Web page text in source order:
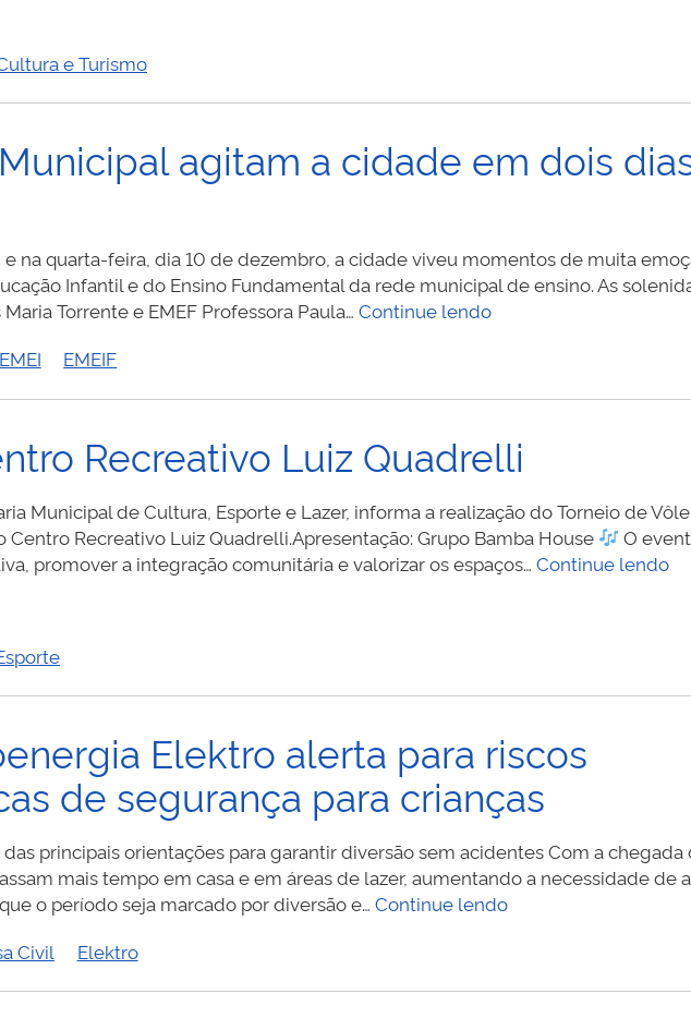
e Turismo
agitam a cidade em dois
na quarta-feira, dia 10 de dezembro, a cidade viveu momentos de muita
Infantil e do Ensino Fundamental da rede municipal de ensino. As
Torrente e EMEF Professora Paula… Continue lendoFormaturas
a
cidade
dois
dias
de
EMEI EMEIF
Recreativo Luiz Quadrelli
Municipal de Cultura, Esporte e Lazer, informa a realização do Torneio de
Recreativo Luiz Quadrelli.Apresentação: Grupo Bamba House
O
promover a integração comunitária e valorizar os espaços… Continue lendo
Elektro alerta para riscos
de segurança para crianças
principais orientações para garantir diversão sem acidentes Com a chegada
mais tempo em casa e em áreas de lazer, aumentando a necessidade de
o período seja marcado por diversão e… Continue lendoFérias
Civil Elektro